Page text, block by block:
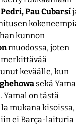
Pau Cubarsí
kunnon
muodossa, joten
merkittävää
keväälle, kun
sekä
on tästä
mukana kisoissa,
ei Barça-laituria